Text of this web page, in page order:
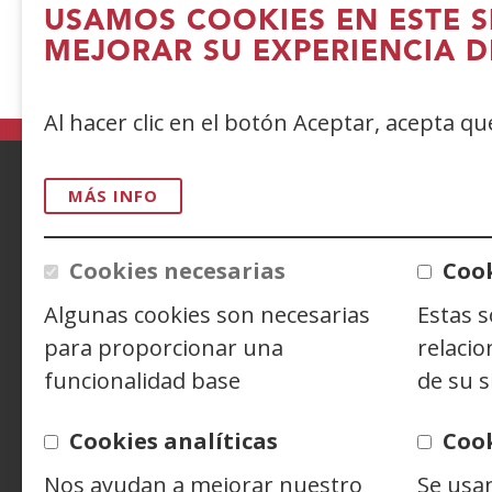
USAMOS COOKIES EN ESTE
MEJORAR SU EXPERIENCIA
Al hacer clic en el botón Aceptar, acepta
MÁS INFO
Cookies necesarias
Algunas cookies son necesarias
para proporcionar una
funcionalidad base
Estas
de su
Cookies analíticas
Nos ayudan a mejorar nuestro
Se
WEB DE ILUNION(Abre
nueva
ventana)
ACCESIBILIDAD
CONTACTO
Siguenos en: Twitter
(Abre
ventana)
(Abre
en